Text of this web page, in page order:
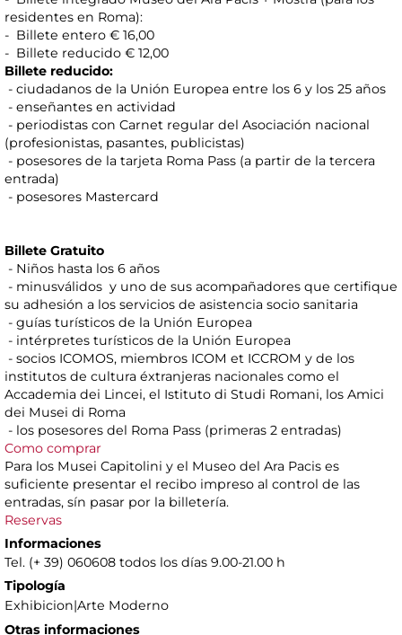
residentes en Roma):
- Billete entero € 16,00
- Billete reducido € 12,00
Billete reducido:
- ciudadanos de la Unión Europea entre los 6 y los 25 años
- enseñantes en actividad
- periodistas con Carnet regular del Asociación nacional
(profesionistas, pasantes, publicistas)
- posesores de la tarjeta Roma Pass (a partir de la tercera
entrada)
- posesores Mastercard
Billete Gratuito
- Niños hasta los 6 años
- minusválidos y uno de sus acompañadores que certifique
su adhesión a los servicios de asistencia socio sanitaria
- guías turísticos de la Unión Europea
- intérpretes turísticos de la Unión Europea
- socios ICOMOS, miembros ICOM et ICCROM y de los
institutos de cultura éxtranjeras nacionales como el
Accademia dei Lincei, el Istituto di Studi Romani, los Amici
dei Musei di Roma
- los posesores del Roma Pass (primeras 2 entradas)
Como comprar
Para los Musei Capitolini y el Museo del Ara Pacis es
suficiente presentar el recibo impreso al control de las
entradas, sín pasar por la billetería.
Reservas
Informaciones
Tel. (+ 39) 060608 todos los días 9.00-21.00 h
Tipología
Exhibicion|Arte Moderno
Otras informaciones